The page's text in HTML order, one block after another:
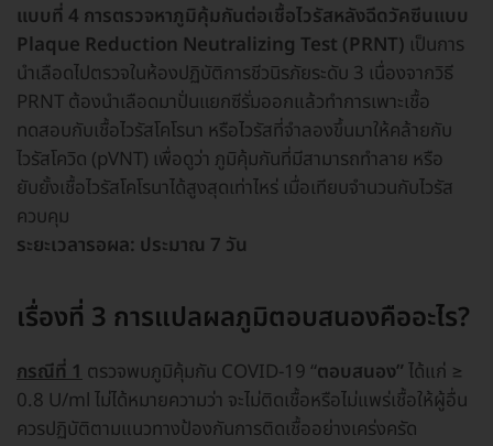
แบบที่ 4 การตรวจหาภูมิคุ้มกันต่อเชื้อไวรัสหลังฉีดวัคซีนแบบ
Plaque Reduction Neutralizing Test (PRNT) เป็นการ
นำเลือดไปตรวจในห้องปฏิบัติการชีวนิรภัยระดับ 3 เนื่องจากวิธี
PRNT ต้องนำเลือดมาปั่นแยกซีรั่มออกแล้วทำการเพาะเชื้อ
ทดสอบกับเชื้อไวรัสโคโรนา หรือไวรัสที่จำลองขึ้นมาให้คล้ายกับ
ไวรัสโควิด (pVNT) เพื่อดูว่า ภูมิคุ้มกันที่มีสามารถทำลาย หรือ
ยับยั้งเชื้อไวรัสโคโรนาได้สูงสุดเท่าไหร่ เมื่อเทียบจำนวนกับไวรัส
ควบคุม
ระยะเวลารอผล: ประมาณ 7 วัน
เรื่องที่ 3 การแปลผลภูมิตอบสนองคืออะไร?
กรณีที่ 1ตรวจพบภูมิคุ้มกัน COVID-19 “ตอบสนอง”ได้แก่ ≥
0.8 U/ml ไม่ได้หมายความว่า จะไม่ติดเชื้อหรือไม่แพร่เชื้อให้ผู้อื่น
ควรปฏิบัติตามแนวทางป้องกันการติดเชื้ออย่างเคร่งครัด